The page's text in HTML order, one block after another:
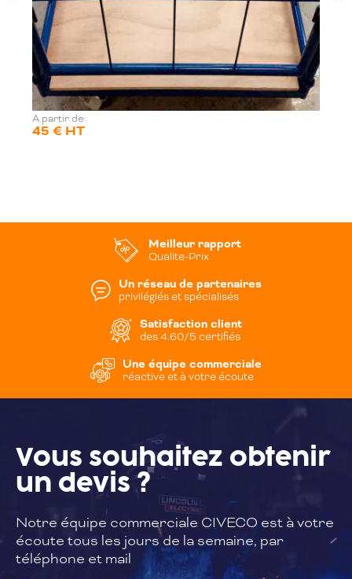
A partir de
45 € HT
Meilleur rapport
Qualite-Prix
Un réseau de partenaires
privilégiés et spécialisés
Satisfaction client
des 4.60/5 certifiés
Une équipe commerciale
réactive et à votre écoute
Vous souhaitez obtenir
un devis ?
Notre équipe commerciale CIVECO est àvotre
écoute tous les jours de la semaine, par
téléphone et mail